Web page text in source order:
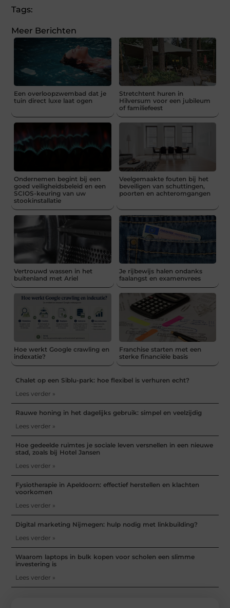
Tags:
Meer Berichten
Een overloopzwembad dat je
tuin direct luxe laat ogen
Stretchtent huren in
Hilversum voor een jubileum
of familiefeest
Ondernemen begint bij een
goed veiligheidsbeleid en een
SCIOS-keuring van uw
stookinstallatie
Veelgemaakte fouten bij het
beveiligen van schuttingen,
poorten en achteromgangen
Vertrouwd wassen in het
buitenland met Ariel
Je rijbewijs halen ondanks
faalangst en examenvrees
Hoe werkt Google crawling en
indexatie?
Franchise starten met een
sterke financiële basis
Chalet op een Siblu-park: hoe flexibel is verhuren echt?
Lees verder »
Rauwe honing in het dagelijks gebruik: simpel en veelzijdig
Lees verder »
Hoe gedeelde ruimtes je sociale leven versnellen in een nieuwe
stad, zoals bij Hotel Jansen
Lees verder »
Fysiotherapie in Apeldoorn: effectief herstellen en klachten
voorkomen
Lees verder »
Digital marketing Nijmegen: hulp nodig met linkbuilding?
Lees verder »
Waarom laptops in bulk kopen voor scholen een slimme
investering is
Lees verder »